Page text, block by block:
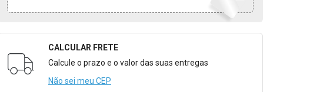
Formulário para Calcular o Frete
CALCULAR FRETE
Calcule o prazo e o valor das suas entregas
Não sei meu CEP